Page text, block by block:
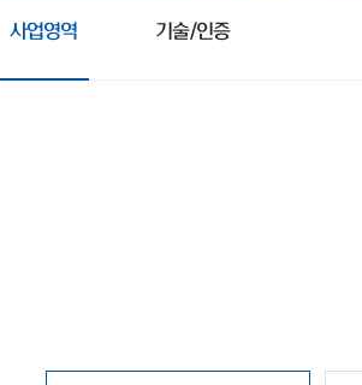
사업영역 기술/인증